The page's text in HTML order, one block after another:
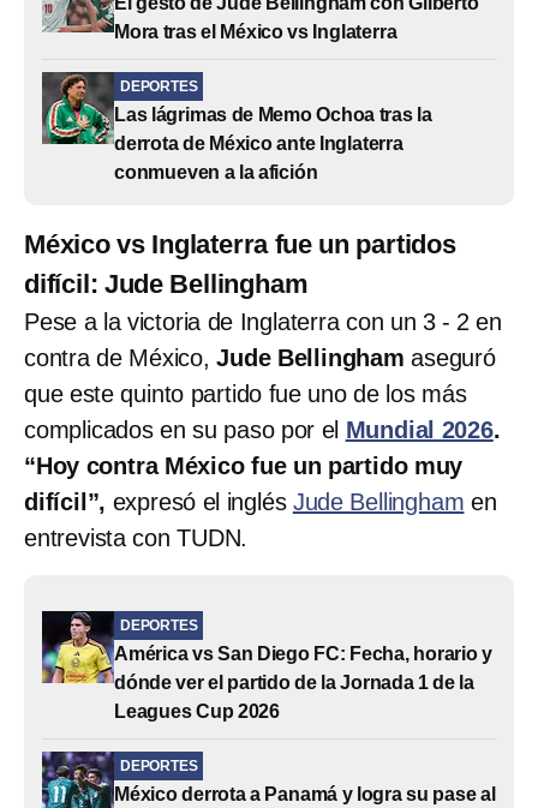
Mora tras el México vs Inglaterra
DEPORTES
Las lágrimas de Memo Ochoa tras la
derrota de México ante Inglaterra
conmueven a la afición
México vs Inglaterra fue un partidos
difícil: Jude Bellingham
Pese a la victoria de Inglaterra con un 3 - 2 en
contra de México,Jude Bellinghamaseguró
que este quinto partido fue uno de los más
complicados en su paso por el Mundial 2026.
“Hoy contra México fue un partido muy
difícil”, expresó el inglés Jude Bellingham en
entrevista con TUDN.
DEPORTES
América vs San Diego FC: Fecha, horario y
dónde ver el partido de la Jornada 1 de la
Leagues Cup 2026
DEPORTES
México derrota a Panamá y logra su pase al